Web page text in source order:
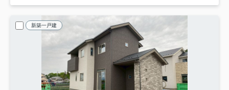
新築一戸建